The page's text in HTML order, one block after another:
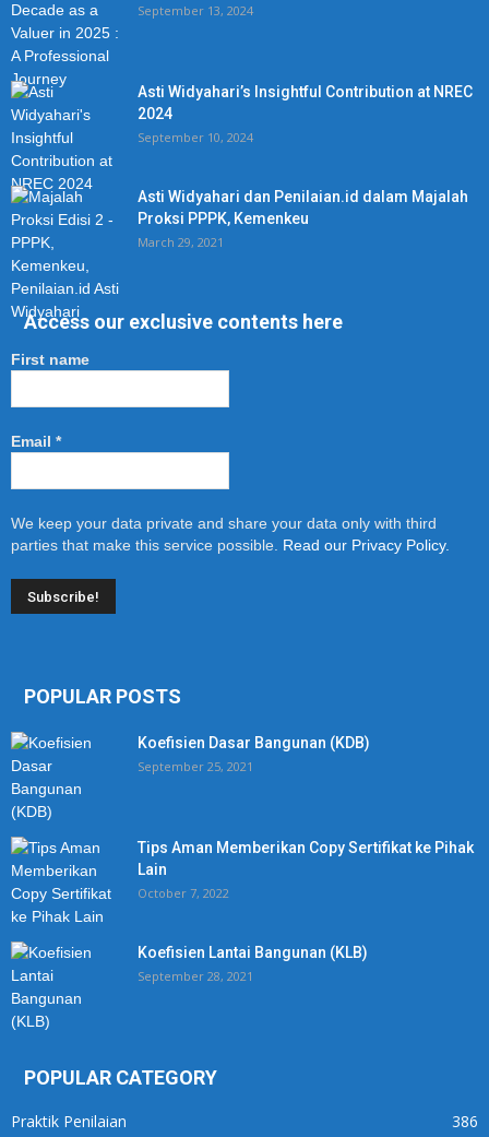
September 13, 2024
Asti Widyahari’s Insightful Contribution at NREC
2024
September 10, 2024
Asti Widyahari dan Penilaian.id dalam Majalah
Proksi PPPK, Kemenkeu
March 29, 2021
Access our exclusive contents here
First name
Email *
We keep your data private and share your data only with third
parties that make this service possible. Read our Privacy Policy.
POPULAR POSTS
Koefisien Dasar Bangunan (KDB)
September 25, 2021
Tips Aman Memberikan Copy Sertifikat ke Pihak
Lain
October 7, 2022
Koefisien Lantai Bangunan (KLB)
September 28, 2021
POPULAR CATEGORY
Praktik Penilaian
386